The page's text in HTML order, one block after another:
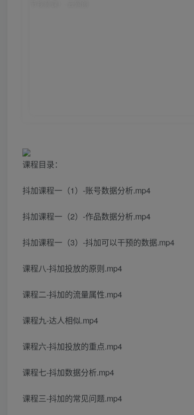
课程目录：
抖加课程一（1）-账号数据分析.mp4
抖加课程一（2）-作品数据分析.mp4
抖加课程一（3）-抖加可以干预的数据.mp4
课程八-抖加投放的原则.mp4
课程二-抖加的流量属性.mp4
课程九-达人相似.mp4
课程六-抖加投放的重点.mp4
课程七-抖加数据分析.mp4
课程三-抖加的常见问题.mp4